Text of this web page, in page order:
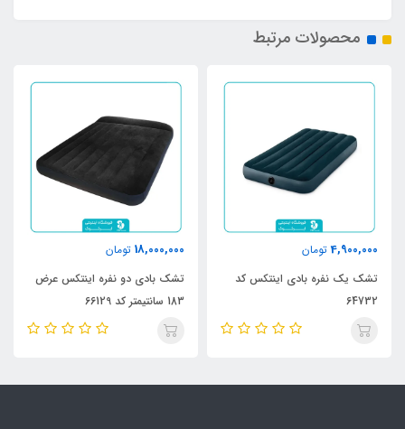
محصولات مرتبط
4,900,000 تومان
تشک یک نفره بادی اینتکس کد
64732
18,000,000 تومان
تشک بادی دو نفره اینتکس عرض
183 سانتیمتر کد 66129